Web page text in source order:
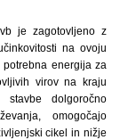
je zagotovljeno z
na ovoju
energija za
virov na kraju
dolgoročno
omogočajo
cikel in nižje